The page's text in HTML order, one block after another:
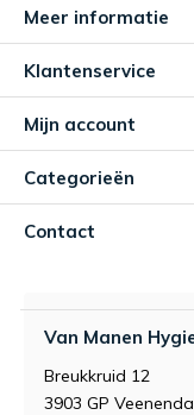
Meer informatie
Klantenservice
Mijn account
Categorieën
Contact
Van Manen
Breukkruid 12
3903 GP